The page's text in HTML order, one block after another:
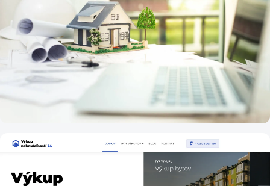
FINANCIE
Čo všetko vám ochráni poistenie
nehnuteľnosti?